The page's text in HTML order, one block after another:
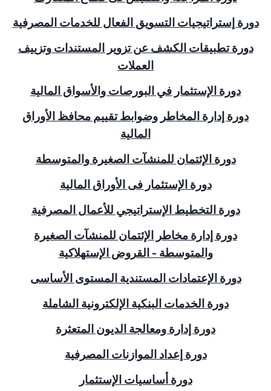
دورة إستراتيجيات التسويق الفعال للخدمات المصرفية
دورة تطبيقات الكشف عن تزوير المستندات وتزييف
العملات
دورة الإستثمار في البورصات والأسواق المالية
دورة إدارة المخاطر وضوابط تقييم محافظ الأوراق
المالية
دورة الإئتمان للمنشآت الصغيرة والمتوسطة
دورة الإستثمار فى الأوراق المالية
دورة التخطيط الإستراتيجي للأعمال المصرفية
دورة إدارة مخاطر الإئتمان للمنشآت الصغيرة
والمتوسطة - القروض الإستهلاكية
دورة الإعتمادات المستندية المستوى الأساسى
دورة الخدمات البنكية الإلكترونية الشاملة
دورة إدارة ومعالجة الديون المتعثرة
دورة إعداد الموازنات المصرفية
دورة أساسيات الإستثمار